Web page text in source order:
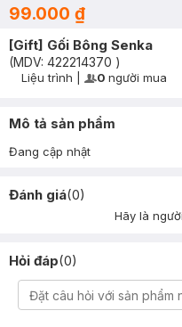
99.000 ₫
[Gift] Gối Bông Senka
(MDV: 422214370 )
Timer Gray Icon
Liệu trình User Product Icon
0 người mua
Mô tả sản phẩm
Đang cập nhật
Đánh giá(0)
Hãy là
Hỏi đáp(0)